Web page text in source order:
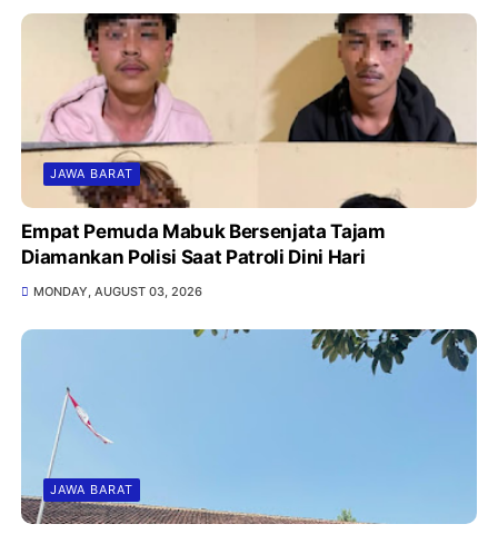
JAWA BARAT
Empat Pemuda Mabuk Bersenjata Tajam
Diamankan Polisi Saat Patroli Dini Hari
MONDAY, AUGUST 03, 2026
JAWA BARAT